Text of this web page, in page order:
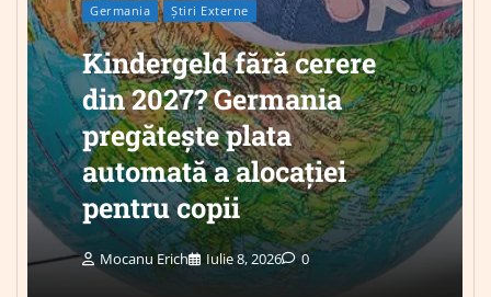
Germania Știri Externe
Kindergeld fără cerere
din 2027? Germania
pregătește plata
automată a alocației
pentru copii
Mocanu Erich Iulie 8, 2026 0